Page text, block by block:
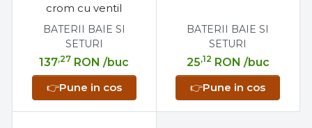
crom cu ventil
BATERII BAIE SI
SETURI
137,27 RON /buc
👉Pune in cos
BATERII BAIE SI
SETURI
25,12 RON /buc
👉Pune in cos